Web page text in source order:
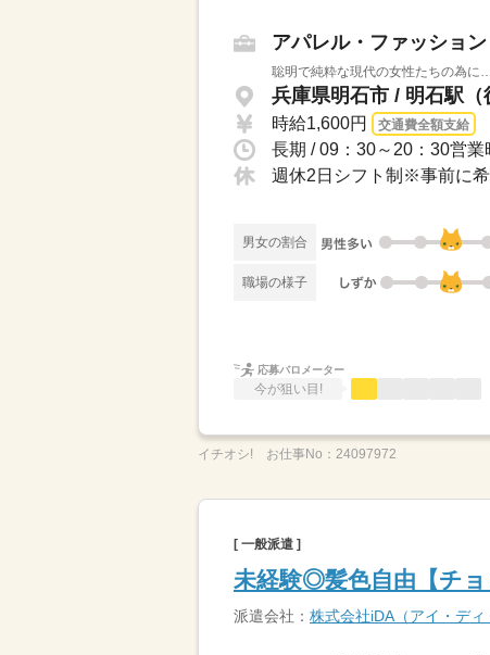
アパレル・ファッショ
聡明で純粋な現代の女性たちの為に
兵庫県明石市 / 明石駅（
時給1,600円 交通費全額支給
長期 / 09：30～20：30営
男女の割合
職場の様子
応募バロメーター
今が狙い目!
イチオシ! お仕事No： 24097972
[ 一般派遣 ]
未経験◎髪色自由【チ
派遣会社： 株式会社iDA（アイ・ディ